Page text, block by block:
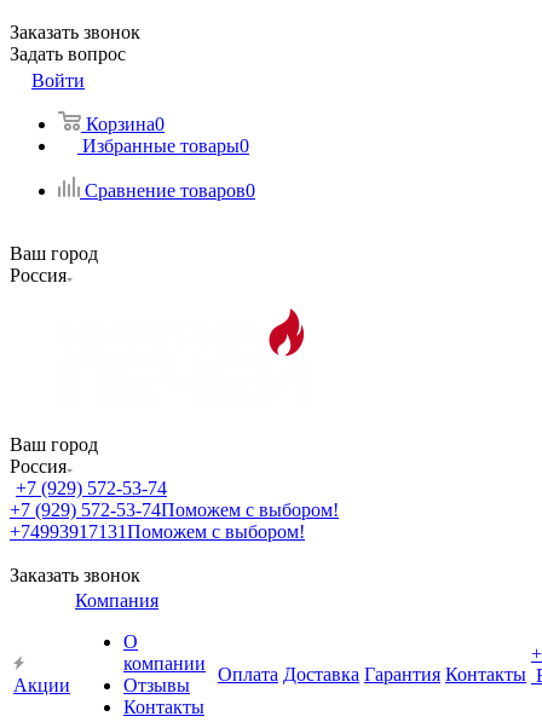
Заказать звонок
Задать вопрос
Войти
Корзина0
Избранные товары0
Сравнение товаров0
Ваш город
Россия
Ваш город
Россия
+7 (929) 572-53-74
+7 (929) 572-53-74Поможем с выбором!
+74993917131Поможем с выбором!
Заказать звонок
Акции
Компания
О
компании
Отзывы
Контакты
Оплата Доставка Гарантия Контакты
+